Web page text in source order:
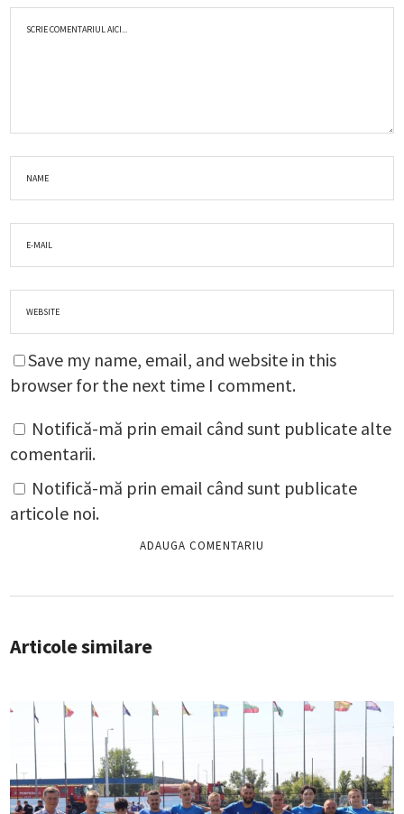
Save my name, email, and website in this
browser for the next time I comment.
Notifică-mă prin email când sunt publicate alte
comentarii.
Notifică-mă prin email când sunt publicate
articole noi.
Articole similare